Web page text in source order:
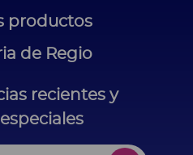
productos
de Regio
recientes y